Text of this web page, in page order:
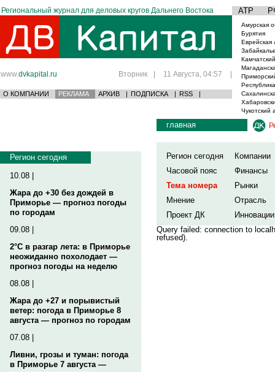
Региональный журнал для деловых кругов Дальнего Востока АТР
www.dvkapital.ru Вторник | 11 Августа, 04:57 |
О КОМПАНИИ РЕКЛАМА АРХИВ | ПОДПИСКА | RSS |
Амурская
Бурятия
Еврейская
Чукотский
Регион сегодня
10.08 |
Жара до +30 без дождей в
Приморье — прогноз погоды
по городам
09.08 |
2°C в разгар лета: в Приморье
неожиданно похолодает —
прогноз погоды на неделю
08.08 |
Жара до +27 и порывистый
ветер: погода в Приморье 8
августа — прогноз по городам
07.08 |
Ливни, грозы и туман: погода
в Приморье 7 августа —
главная
Регион сегодня
Компании
Часовой пояс
Финансы
Тема номера
Рынки
Мнение
Отрасль
Проект ДК
Инновации
Query failed: connection to
refused).